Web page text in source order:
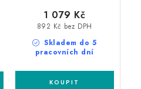
Skladem do 5
pracovních dní
892 Kč bez DPH
1 079 Kč